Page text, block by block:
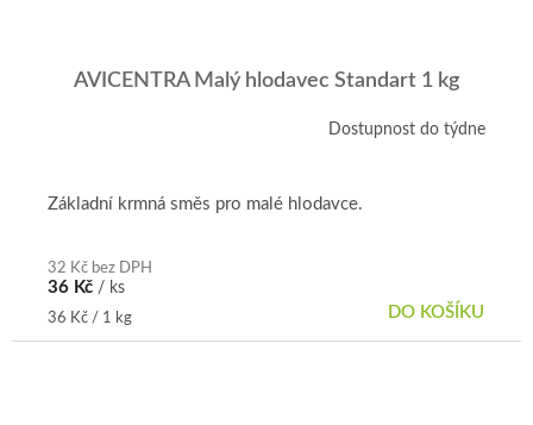
AVICENTRA Malý hlodavec Standart 1 kg
Dostupnost do týdne
32 Kč bez DPH
36 Kč / ks
Měrná
cena:
36 Kč / 1 kg DO KOŠÍKU
Základní krmná směs pro malé hlodavce.